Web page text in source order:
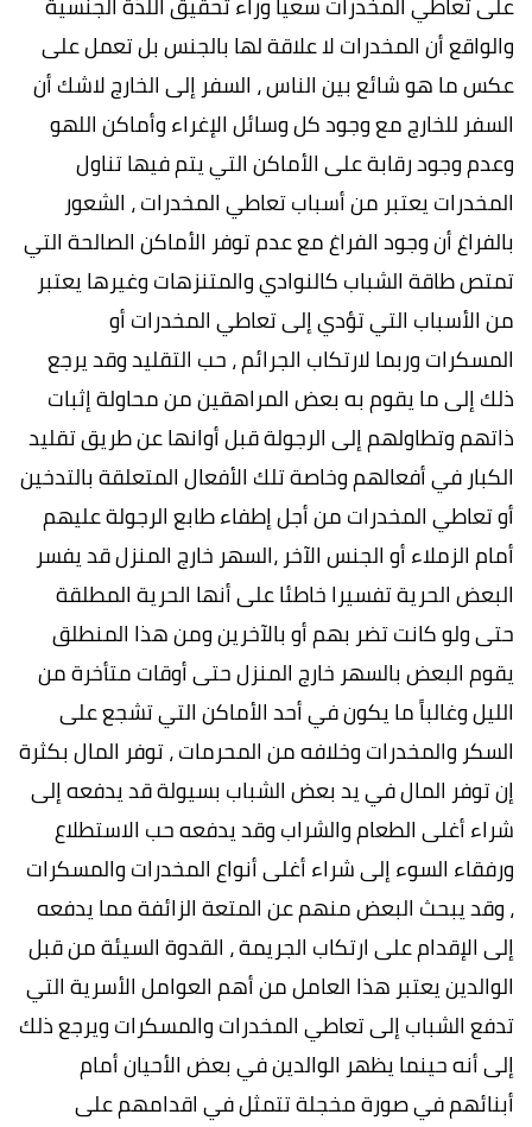
والواقع أن المخدرات لا علاقة لها بالجنس بل تعمل على
عكس ما هو شائع بين الناس ، السفر إلى الخارج لاشك أن
السفر للخارج مع وجود كل وسائل الإغراء وأماكن اللهو
وعدم وجود رقابة على الأماكن التي يتم فيها تناول
المخدرات يعتبر من أسباب تعاطي المخدرات ، الشعور
بالفراغ أن وجود الفراغ مع عدم توفر الأماكن الصالحة التي
تمتص طاقة الشباب كالنوادي والمتنزهات وغيرها يعتبر
من الأسباب التي تؤدي إلى تعاطي المخدرات أو
المسكرات وربما لارتكاب الجرائم ، حب التقليد وقد يرجع
ذلك إلى ما يقوم به بعض المراهقين من محاولة إثبات
ذاتهم وتطاولهم إلى الرجولة قبل أوانها عن طريق تقليد
الكبار في أفعالهم وخاصة تلك الأفعال المتعلقة بالتدخين
أو تعاطي المخدرات من أجل إطفاء طابع الرجولة عليهم
أمام الزملاء أو الجنس الآخر ،السهر خارج المنزل قد يفسر
البعض الحرية تفسيرا خاطئا على أنها الحرية المطلقة
حتى ولو كانت تضر بهم أو بالآخرين ومن هذا المنطلق
يقوم البعض بالسهر خارج المنزل حتى أوقات متأخرة من
الليل وغالباً ما يكون في أحد الأماكن التي تشجع على
السكر والمخدرات وخلافه من المحرمات ، توفر المال بكثرة
إن توفر المال في يد بعض الشباب بسيولة قد يدفعه إلى
شراء أغلى الطعام والشراب وقد يدفعه حب الاستطلاع
ورفقاء السوء إلى شراء أغلى أنواع المخدرات والمسكرات
، وقد يبحث البعض منهم عن المتعة الزائفة مما يدفعه
إلى الإقدام على ارتكاب الجريمة ، القدوة السيئة من قبل
الوالدين يعتبر هذا العامل من أهم العوامل الأسرية التي
تدفع الشباب إلى تعاطي المخدرات والمسكرات ويرجع ذلك
إلى أنه حينما يظهر الوالدين في بعض الأحيان أمام
أبنائهم في صورة مخجلة تتمثل في اقدامهم على